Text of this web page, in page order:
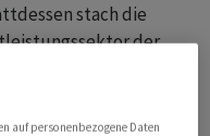
stach die
der
oberhalb der
Volkswirt Ulrich
auf personenbezogene Daten